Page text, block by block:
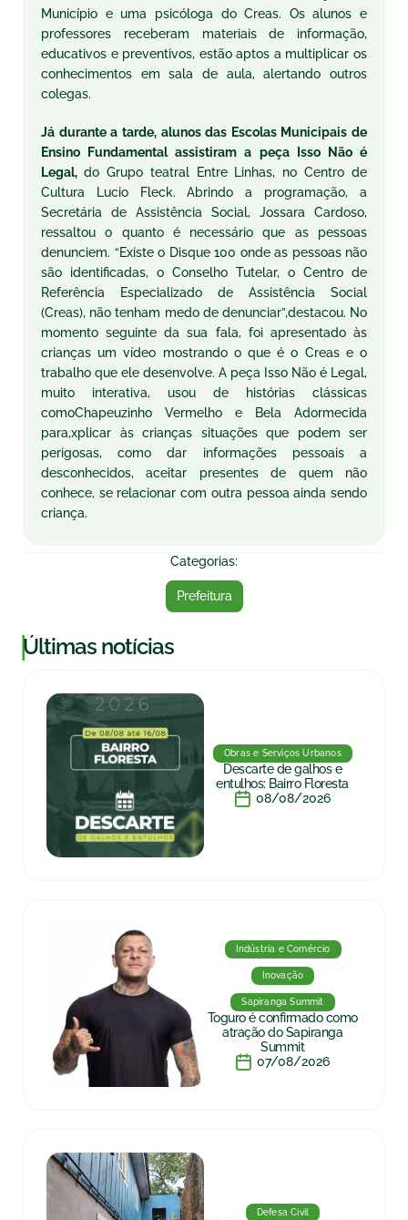
Município e uma psicóloga do Creas. Os alunos e
professores receberam materiais de informação,
educativos e preventivos, estão aptos a multiplicar os
conhecimentos em sala de aula, alertando outros
colegas.
Já durante a tarde, alunos das Escolas Municipais de
Ensino Fundamental assistiram a peça Isso Não é
Legal, do Grupo teatral Entre Linhas, no Centro de
Cultura Lucio Fleck. Abrindo a programação, a
Secretária de Assistência Social, Jossara Cardoso,
ressaltou o quanto é necessário que as pessoas
denunciem. “Existe o Disque 100 onde as pessoas não
são identificadas, o Conselho Tutelar, o Centro de
Referência Especializado de Assistência Social
(Creas), não tenham medo de denunciar”,destacou. No
momento seguinte da sua fala, foi apresentado às
crianças um vídeo mostrando o que é o Creas e o
trabalho que ele desenvolve. A peça Isso Não é Legal,
muito interativa, usou de histórias clássicas
comoChapeuzinho Vermelho e Bela Adormecida
para,xplicar às crianças situações que podem ser
perigosas, como dar informações pessoais a
desconhecidos, aceitar presentes de quem não
conhece, se relacionar com outra pessoa ainda sendo
criança.
Categorias:
Prefeitura
|Últimas notícias
Obras e Serviços Urbanos
Descarte de galhos e
entulhos: Bairro Floresta
08/08/2026
Indústria e Comércio
Inovação
Sapiranga Summit
Toguro é confirmado como
atração do Sapiranga
Summit
07/08/2026
Defesa Civil